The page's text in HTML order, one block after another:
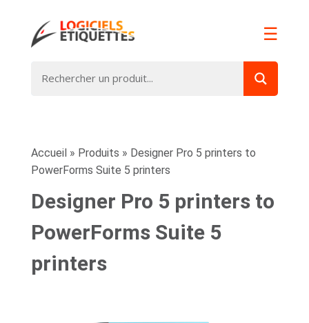
☰
Accueil » Produits » Designer Pro 5 printers to
PowerForms Suite 5 printers
Designer Pro 5 printers to
PowerForms Suite 5
printers